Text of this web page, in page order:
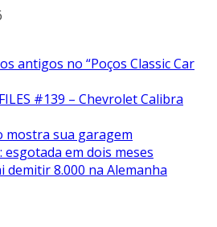
os antigos no “Poços Classic Car
#139 – Chevrolet Calibra
mostra sua garagem
esgotada em dois meses
demitir 8.000 na Alemanha